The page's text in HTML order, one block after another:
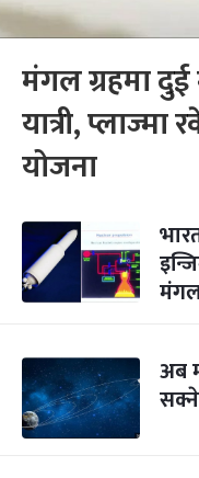
मंगल ग्रहमा दुई
यात्री,
योजना
अब